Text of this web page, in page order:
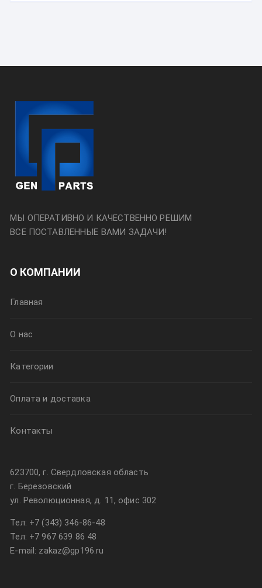
МЫ ОПЕРАТИВНО И КАЧЕСТВЕННО РЕШИМ
ВСЕ ПОСТАВЛЕННЫЕ ВАМИ ЗАДАЧИ!
О КОМПАНИИ
Главная
О нас
Категории
Оплата и доставка
Контакты
623700, г. Свердловская область
г. Березовский
ул. Революционная, д. 11, офис 302
Тел: +7 (343) 346-86-48
Тел: +7 967 639 86 48
E-mail: zakaz@gp196.ru